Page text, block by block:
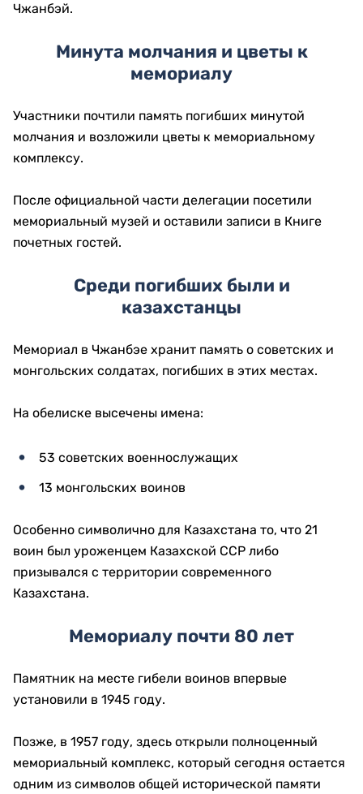
Чжанбэй.
Минутa молчания и цветы к
мемориалу
Участники почтили память погибших минутой
молчания и возложили цветы к мемориальному
комплексу.
После официальной части делегации посетили
мемориальный музей и оставили записи в Книге
почетных гостей.
Среди погибших были и
казахстанцы
Мемориал в Чжанбэе хранит память о советских и
монгольских солдатах, погибших в этих местах.
На обелиске высечены имена:
53 советских военнослужащих
13 монгольских воинов
Особенно символично для Казахстана то, что 21
воин был уроженцем Казахской ССР либо
призывался с территории современного
Казахстана.
Мемориалу почти 80 лет
Памятник на месте гибели воинов впервые
установили в 1945 году.
Позже, в 1957 году, здесь открыли полноценный
мемориальный комплекс, который сегодня остается
одним из символов общей исторической памяти